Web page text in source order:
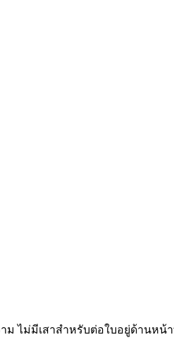
ไม่มีเสาสำหรับต่อใบอยู่ด้านหน้